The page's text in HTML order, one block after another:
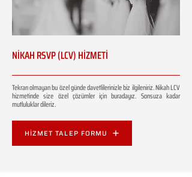
NİKAH RSVP (LCV) HİZMETİ
Tekrarı olmayan bu özel günde davetlilerinizle biz ilgileniriz. Nikah LCV
hizmetinde size özel çözümler için buradayız. Sonsuza kadar
mutluluklar dileriz.
HİZMET TALEP FORMU